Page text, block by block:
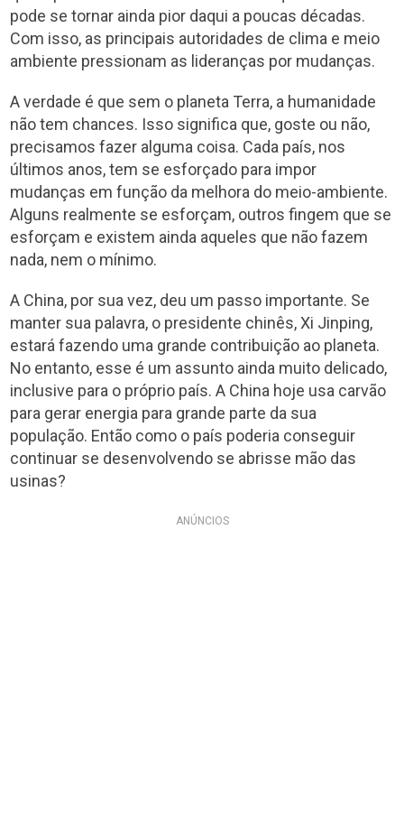
pode se tornar ainda pior daqui a poucas décadas.
Com isso, as principais autoridades de clima e meio
ambiente pressionam as lideranças por mudanças.
A verdade é que sem o planeta Terra, a humanidade
não tem chances. Isso significa que, goste ou não,
precisamos fazer alguma coisa. Cada país, nos
últimos anos, tem se esforçado para impor
mudanças em função da melhora do meio-ambiente.
Alguns realmente se esforçam, outros fingem que se
esforçam e existem ainda aqueles que não fazem
nada, nem o mínimo.
A China, por sua vez, deu um passo importante. Se
manter sua palavra, o presidente chinês, Xi Jinping,
estará fazendo uma grande contribuição ao planeta.
No entanto, esse é um assunto ainda muito delicado,
inclusive para o próprio país. A China hoje usa carvão
para gerar energia para grande parte da sua
população. Então como o país poderia conseguir
continuar se desenvolvendo se abrisse mão das
usinas?
ANÚNCIOS